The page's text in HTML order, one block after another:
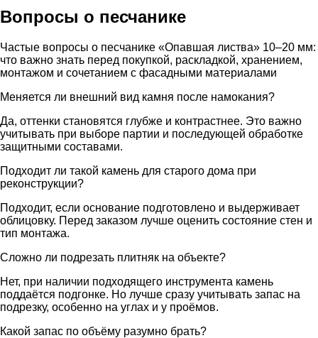
Вопросы о песчанике
Частые вопросы о песчанике «Опавшая листва» 10–20 мм:
что важно знать перед покупкой, раскладкой, хранением,
монтажом и сочетанием с фасадными материалами
Меняется ли внешний вид камня после намокания?
Да, оттенки становятся глубже и контрастнее. Это важно
учитывать при выборе партии и последующей обработке
защитными составами.
Подходит ли такой камень для старого дома при
реконструкции?
Подходит, если основание подготовлено и выдерживает
облицовку. Перед заказом лучше оценить состояние стен и
тип монтажа.
Сложно ли подрезать плитняк на объекте?
Нет, при наличии подходящего инструмента камень
поддаётся подгонке. Но лучше сразу учитывать запас на
подрезку, особенно на углах и у проёмов.
Какой запас по объёму разумно брать?